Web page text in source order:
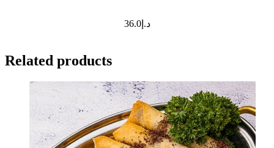
د.إ36.0
Related products